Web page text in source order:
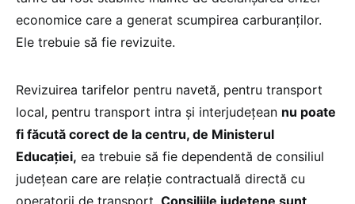
economice care a generat scumpirea carburanţilor.
Ele trebuie să fie revizuite.
Revizuirea tarifelor pentru navetă, pentru transport
local, pentru transport intra şi interjudeţean nu poate
fi făcută corect de la centru, de Ministerul
Educaţiei, ea trebuie să fie dependentă de consiliul
judeţean care are relaţie contractuală directă cu
operatorii de transport. Consiliile judeţene sunt